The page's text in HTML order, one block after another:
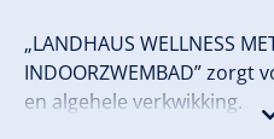
„LANDHAUS WELLNESS
INDOORZWEMBAD”
en algehele verkwikking.